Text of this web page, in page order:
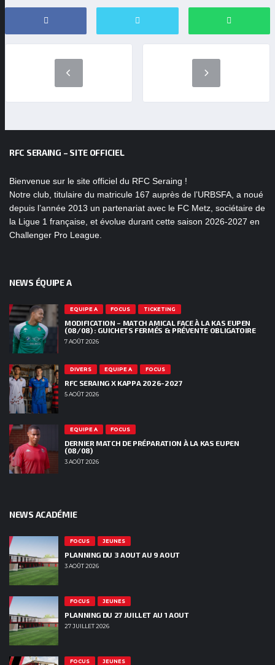
RFC SERAING – SITE OFFICIEL
Bienvenue sur le site officiel du RFC Seraing !
Notre club, titulaire du matricule 167 auprès de l’URBSFA, a noué
depuis l’année 2013 un partenariat avec le FC Metz, sociétaire de
la Ligue 1 française, et évolue durant cette saison 2026-2027 en
Challenger Pro League.
NEWS ÉQUIPE A
EQUIPE A FOCUS TICKETING
MODIFICATION – MATCH AMICAL FACE À LA KAS EUPEN
(08/08) : GUICHETS FERMÉS & PRÉVENTE OBLIGATOIRE
7 AOÛT 2026
DIVERS EQUIPE A FOCUS
RFC SERAING X KAPPA 2026-2027
5 AOÛT 2026
EQUIPE A FOCUS
DERNIER MATCH DE PRÉPARATION À LA KAS EUPEN
(08/08)
3 AOÛT 2026
NEWS ACADÉMIE
FOCUS JEUNES
PLANNING DU 3 AOUT AU 9 AOUT
3 AOÛT 2026
FOCUS JEUNES
PLANNING DU 27 JUILLET AU 1 AOUT
27 JUILLET 2026
FOCUS JEUNES